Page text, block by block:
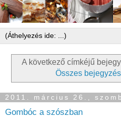
A következő címkéjű
Összes
2011. március 26.,
Gombóc a szószban